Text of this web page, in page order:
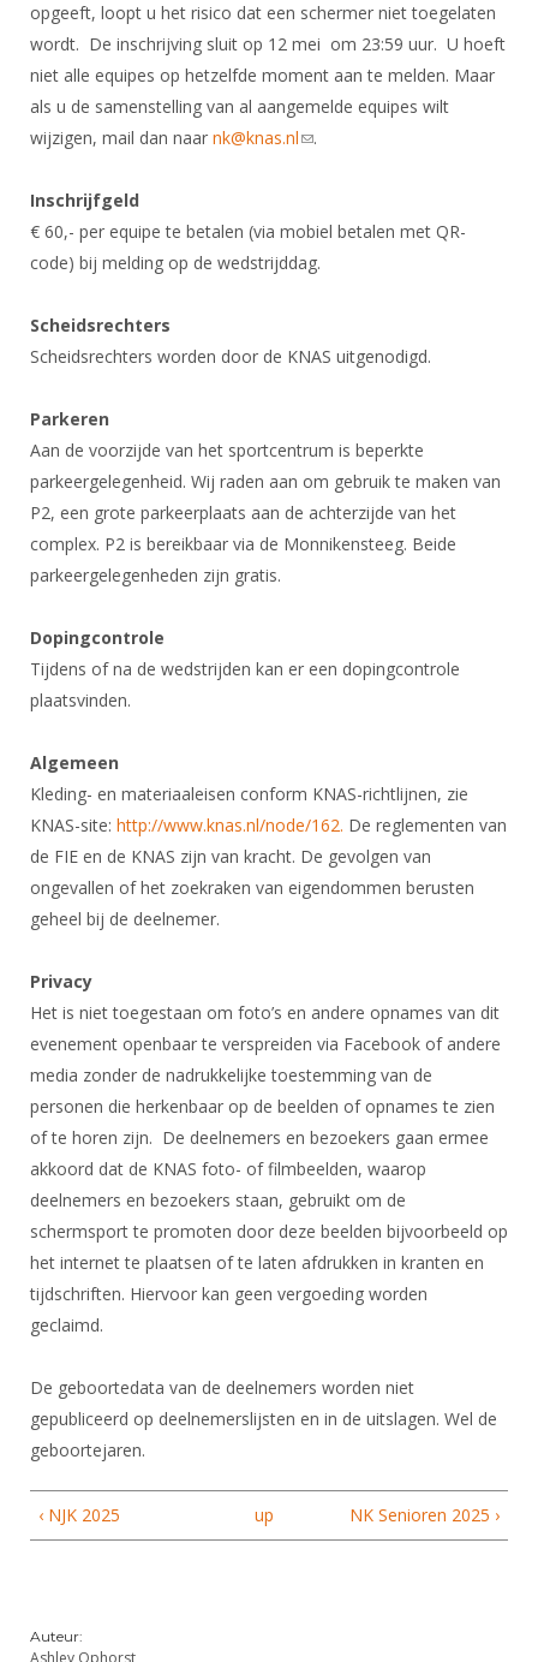
opgeeft, loopt u het risico dat een schermer niet toegelaten
wordt. De inschrijving sluit op 12 mei om 23:59 uur. U hoeft
niet alle equipes op hetzelfde moment aan te melden. Maar
als u de samenstelling van al aangemelde equipes wilt
wijzigen, mail dan naar nk@knas.nl(link sends e-mail)
.
Inschrijfgeld
€ 60,- per equipe te betalen (via mobiel betalen met QR-
code) bij melding op de wedstrijddag.
Scheidsrechters
Scheidsrechters worden door de KNAS uitgenodigd.
Parkeren
Aan de voorzijde van het sportcentrum is beperkte
parkeergelegenheid. Wij raden aan om gebruik te maken van
P2, een grote parkeerplaats aan de achterzijde van het
complex. P2 is bereikbaar via de Monnikensteeg. Beide
parkeergelegenheden zijn gratis.
Dopingcontrole
Tijdens of na de wedstrijden kan er een dopingcontrole
plaatsvinden.
Algemeen
Kleding- en materiaaleisen conform KNAS-richtlijnen, zie
KNAS-site: http://www.knas.nl/node/162. De reglementen van
de FIE en de KNAS zijn van kracht. De gevolgen van
ongevallen of het zoekraken van eigendommen berusten
geheel bij de deelnemer.
Privacy
Het is niet toegestaan om foto’s en andere opnames van dit
evenement openbaar te verspreiden via Facebook of andere
media zonder de nadrukkelijke toestemming van de
personen die herkenbaar op de beelden of opnames te zien
of te horen zijn. De deelnemers en bezoekers gaan ermee
akkoord dat de KNAS foto- of filmbeelden, waarop
deelnemers en bezoekers staan, gebruikt om de
schermsport te promoten door deze beelden bijvoorbeeld op
het internet te plaatsen of te laten afdrukken in kranten en
tijdschriften. Hiervoor kan geen vergoeding worden
geclaimd.
De geboortedata van de deelnemers worden niet
gepubliceerd op deelnemerslijsten en in de uitslagen. Wel de
geboortejaren.
‹ NJK 2025 up NK Senioren 2025 ›
Auteur:
Ashley Ophorst